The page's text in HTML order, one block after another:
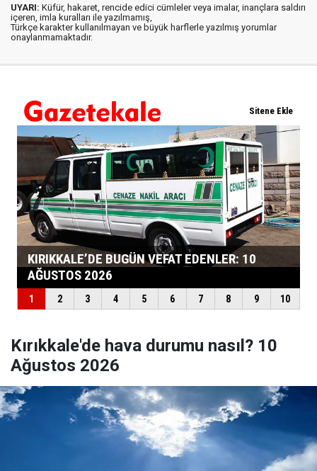
UYARI: Küfür, hakaret, rencide edici cümleler veya imalar, inançlara saldırı
içeren, imla kuralları ile yazılmamış,
Türkçe karakter kullanılmayan ve büyük harflerle yazılmış yorumlar
onaylanmamaktadır.
Kırıkkale'de hava durumu nasıl? 10
Ağustos 2026